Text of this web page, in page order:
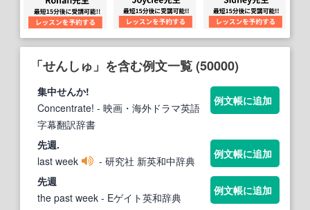
「せんしゅ」を含む例文一覧 (50000)
集中せんか!
Concentrate! - 映画・海外ドラマ英語
字幕翻訳辞書
例文帳に追加
先週.
last week
- 研究社 新英和中辞典
例文帳に追加
先週
the past week - Eゲイト英和辞典
例文帳に追加